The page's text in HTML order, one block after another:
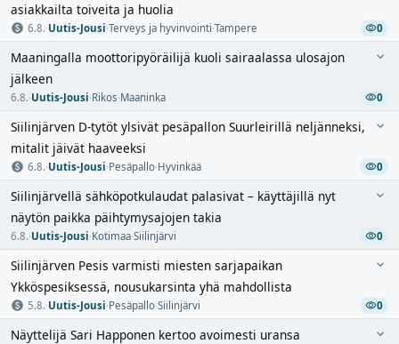
asiakkailta toiveita ja huolia
6.8.·Uutis-Jousi·Terveys ja hyvinvointi·Tampere 0
Maaningalla moottoripyöräilijä kuoli sairaalassa ulosajon
jälkeen
6.8.·Uutis-Jousi·Rikos·Maaninka 0
Siilinjärven D-tytöt ylsivät pesäpallon Suurleirillä neljänneksi,
mitalit jäivät haaveeksi
6.8.·Uutis-Jousi·Pesäpallo·Hyvinkää 0
Siilinjärvellä sähköpotkulaudat palasivat – käyttäjillä nyt
näytön paikka päihtymysajojen takia
6.8.·Uutis-Jousi·Kotimaa·Siilinjärvi 0
Siilinjärven Pesis varmisti miesten sarjapaikan
Ykköspesiksessä, nousukarsinta yhä mahdollista
5.8.·Uutis-Jousi·Pesäpallo·Siilinjärvi 0
Näyttelijä Sari Happonen kertoo avoimesti uransa